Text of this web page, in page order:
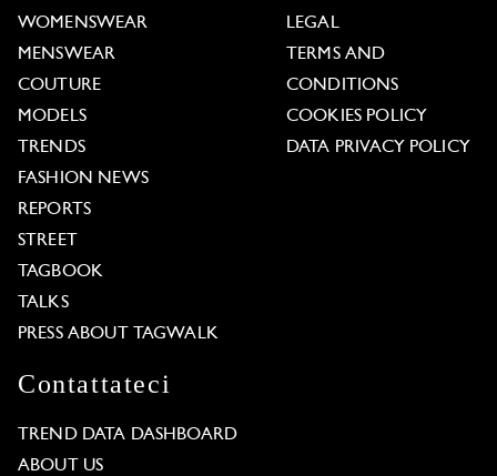
WOMENSWEAR
MENSWEAR
COUTURE
MODELS
TRENDS
FASHION NEWS
REPORTS
STREET
TAGBOOK
TALKS
PRESS ABOUT TAGWALK
LEGAL
TERMS AND
CONDITIONS
COOKIES POLICY
DATA PRIVACY POLICY
Contattateci
TREND DATA DASHBOARD
ABOUT US